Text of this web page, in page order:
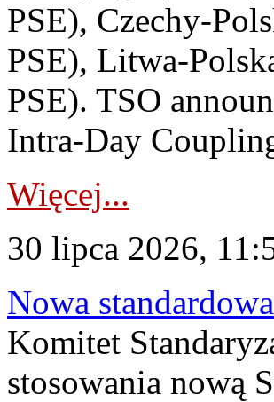
PSE), Czechy-
PSE), Litwa-
PSE). TSO
Intra-Day
Więcej...
30 lipca 2026,
Nowa
Komitet
stosowania nową